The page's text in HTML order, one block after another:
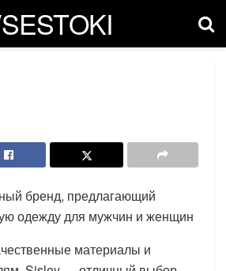
бренд, предлагающий
одежду для мужчин и женщин
материалы и